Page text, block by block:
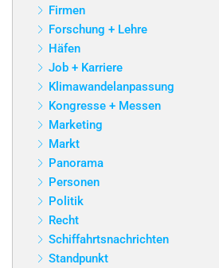
Firmen
Forschung + Lehre
Häfen
Job + Karriere
Klimawandelanpassung
Kongresse + Messen
Marketing
Markt
Panorama
Personen
Politik
Recht
Schiffahrtsnachrichten
Standpunkt